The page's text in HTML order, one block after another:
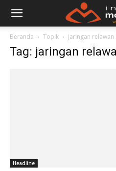
Beranda Topik Jaringan
Tag: jaringan
Headline